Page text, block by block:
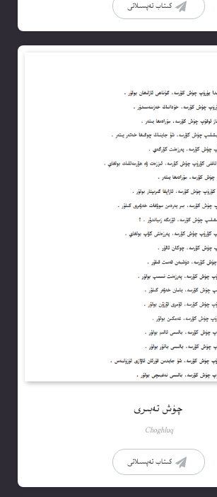
كىتاب تەپسىلاتى
چۈش تەبىرى
Choghluq
كىتاب تەپسىلاتى